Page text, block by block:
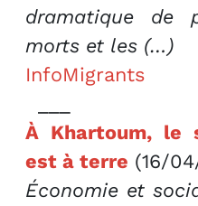
dramatique de
morts et les (…)
InfoMigrants
À Khartoum, le
est à terre (16/
Économie et